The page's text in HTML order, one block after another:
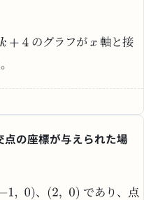
のグラフが
軸と接
点の座標が与えられた場
、
であり、点